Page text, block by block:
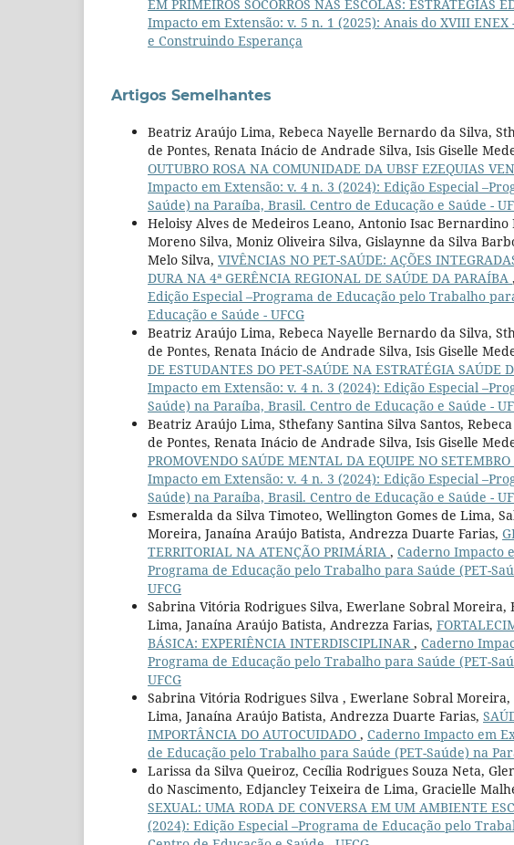
EM PRIMEIROS SOCORROS NAS ESCOLAS: ESTRATÉGIAS
Impacto em Extensão: v. 5 n. 1 (2025): Anais do XVIII
e Construindo Esperança
Artigos Semelhantes
Beatriz Araújo Lima, Rebeca Nayelle Bernardo da Silva,
de Pontes, Renata Inácio de Andrade Silva, Isis Giselle
OUTUBRO ROSA NA COMUNIDADE DA UBSF EZEQUIAS
Impacto em Extensão: v. 4 n. 3 (2024): Edição Especial
Saúde) na Paraíba, Brasil. Centro de Educação e Saúde -
Heloisy Alves de Medeiros Leano, Antonio Isac
Moreno Silva, Moniz Oliveira Silva, Gislaynne da Silva
Melo Silva, VIVÊNCIAS NO PET-SAÚDE: AÇÕES
DURA NA 4ª GERÊNCIA REGIONAL DE SAÚDE DA PARAÍBA ,
Edição Especial –Programa de Educação pelo Trabalho
Educação e Saúde - UFCG
Beatriz Araújo Lima, Rebeca Nayelle Bernardo da Silva,
de Pontes, Renata Inácio de Andrade Silva, Isis Giselle
DE ESTUDANTES DO PET-SAÚDE NA ESTRATÉGIA
Impacto em Extensão: v. 4 n. 3 (2024): Edição Especial
Saúde) na Paraíba, Brasil. Centro de Educação e Saúde -
Beatriz Araújo Lima, Sthefany Santina Silva Santos,
de Pontes, Renata Inácio de Andrade Silva, Isis Giselle
PROMOVENDO SAÚDE MENTAL DA EQUIPE NO
Impacto em Extensão: v. 4 n. 3 (2024): Edição Especial
Saúde) na Paraíba, Brasil. Centro de Educação e Saúde -
Esmeralda da Silva Timoteo, Wellington Gomes de Lima,
Moreira, Janaína Araújo Batista, Andrezza Duarte Farias,
TERRITORIAL NA ATENÇÃO PRIMÁRIA , Caderno Impacto
Programa de Educação pelo Trabalho para Saúde (PET-
UFCG
Sabrina Vitória Rodrigues Silva, Ewerlane Sobral Moreira,
Lima, Janaína Araújo Batista, Andrezza Farias,
BÁSICA: EXPERIÊNCIA INTERDISCIPLINAR, Caderno
Programa de Educação pelo Trabalho para Saúde (PET-
UFCG
Sabrina Vitória Rodrigues Silva , Ewerlane Sobral
Lima, Janaína Araújo Batista, Andrezza Duarte Farias,
IMPORTÂNCIA DO AUTOCUIDADO , Caderno Impacto em
de Educação pelo Trabalho para Saúde (PET-Saúde) na
Larissa da Silva Queiroz, Cecília Rodrigues Souza Neta,
do Nascimento, Edjancley Teixeira de Lima, Gracielle
SEXUAL: UMA RODA DE CONVERSA EM UM AMBIENTE
(2024): Edição Especial –Programa de Educação pelo